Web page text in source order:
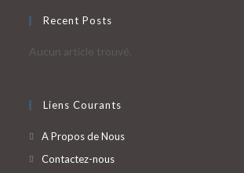
Recent Posts
Aucun article trouvé.
Liens Courants
A Propos de Nous
Contactez-nous